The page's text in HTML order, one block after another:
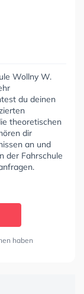
Wollny W.
du deinen
theoretischen
dir
an und
der Fahrschule
haben